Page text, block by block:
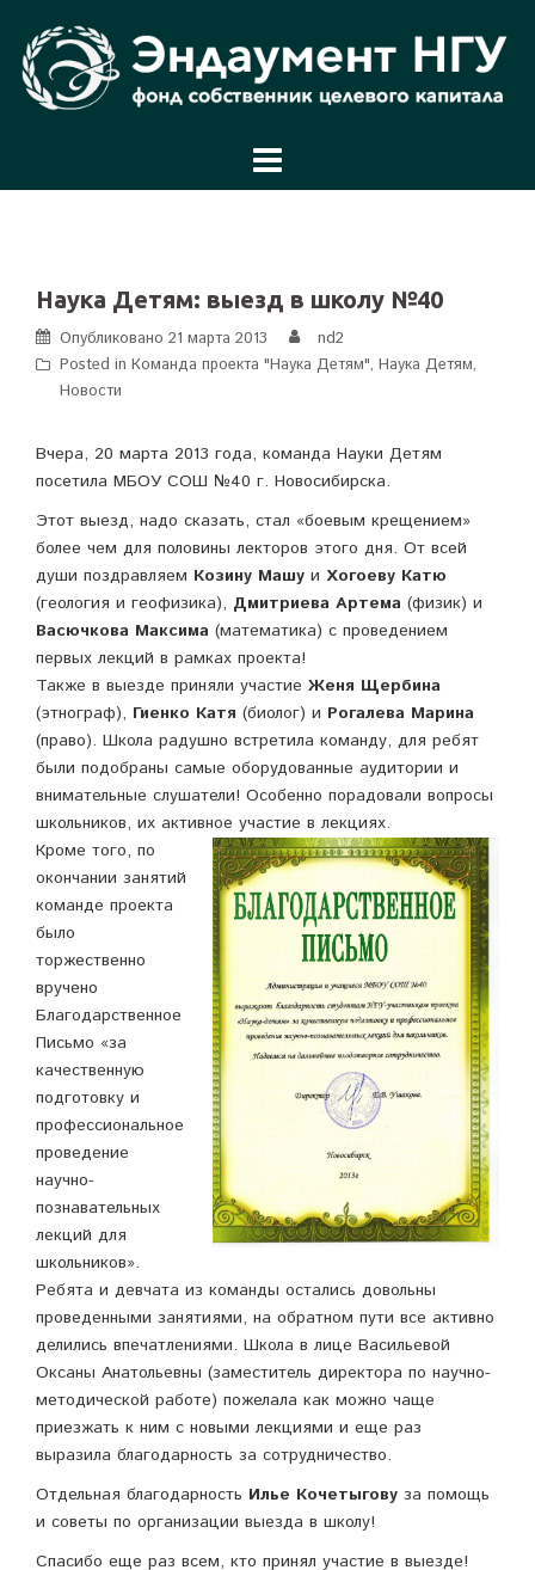
содержимому
Наука Детям: выезд в школу №40
Опубликовано 21 марта 2013
nd2
Posted in Команда проекта "Наука Детям", Наука Детям,
Новости
Вчера, 20 марта 2013 года, команда Науки Детям
посетила МБОУ СОШ №40 г. Новосибирска.
Этот выезд, надо сказать, стал «боевым крещением»
более чем для половины лекторов этого дня. От всей
души поздравляем Козину Машу и Хогоеву Катю
(геология и геофизика), Дмитриева Артема (физик) и
Васючкова Максима (математика) с проведением
первых лекций в рамках проекта!
Также в выезде приняли участие Женя Щербина
(этнограф), Гиенко Катя (биолог) и Рогалева Марина
(право). Школа радушно встретила команду, для ребят
были подобраны самые оборудованные аудитории и
внимательные слушатели! Особенно порадовали вопросы
школьников, их активное участие в лекциях.
Кроме того, по
окончании занятий
команде проекта
было
торжественно
вручено
Благодарственное
Письмо «за
качественную
подготовку и
профессиональное
проведение
научно-
познавательных
лекций для
школьников».
Ребята и девчата из команды остались довольны
проведенными занятиями, на обратном пути все активно
делились впечатлениями. Школа в лице Васильевой
Оксаны Анатольевны (заместитель директора по научно-
методической работе) пожелала как можно чаще
приезжать к ним с новыми лекциями и еще раз
выразила благодарность за сотрудничество.
Отдельная благодарность Илье Кочетыгову за помощь
и советы по организации выезда в школу!
Спасибо еще раз всем, кто принял участие в выезде!